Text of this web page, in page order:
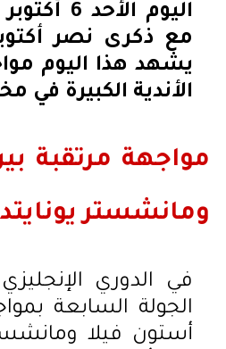
مع ذكرى نصر
يشهد هذا اليوم
الأندية الكبيرة في
مواجهة مرتقبة
ومانشستر يونايتد
في الدوري
الجولة السابعة
أستون فيلا